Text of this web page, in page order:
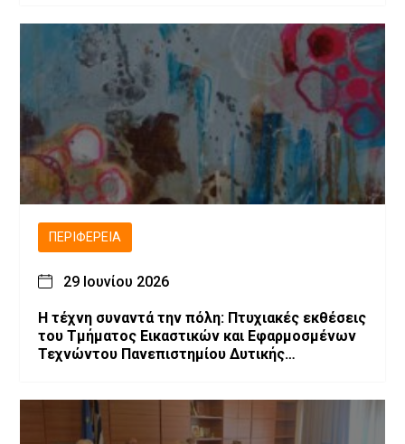
ΠΕΡΙΦΈΡΕΙΑ
29 Ιουνίου 2026
Η τέχνη συναντά την πόλη: Πτυχιακές εκθέσεις
του Τμήματος Εικαστικών και Εφαρμοσμένων
Τεχνώντου Πανεπιστημίου Δυτικής